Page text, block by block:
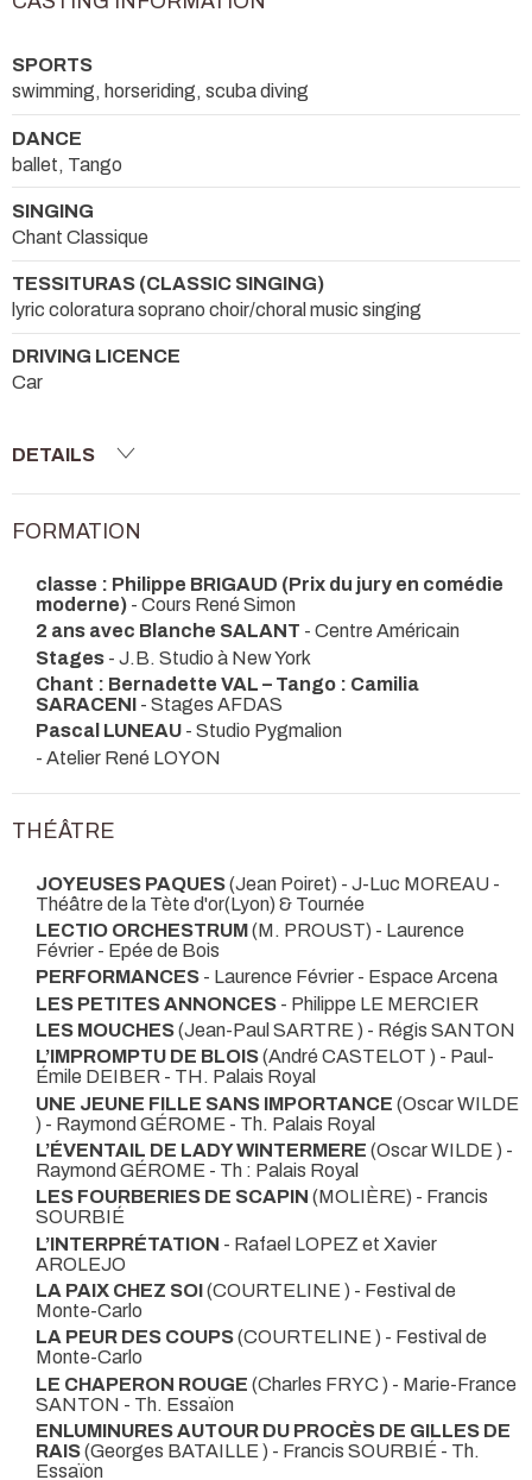
SPORTS
swimming, horseriding, scuba diving
DANCE
ballet, Tango
SINGING
Chant Classique
TESSITURAS (CLASSIC SINGING)
lyric coloratura soprano choir/choral music singing
DRIVING LICENCE
Car
DETAILS
FORMATION
classe : Philippe BRIGAUD (Prix du jury en comédie
moderne) - Cours René Simon
2 ans avec Blanche SALANT - Centre Américain
Stages - J.B. Studio à New York
Chant : Bernadette VAL – Tango : Camilia
SARACENI - Stages AFDAS
Pascal LUNEAU - Studio Pygmalion
- Atelier René LOYON
THÉÂTRE
JOYEUSES PAQUES(Jean Poiret) - J-Luc MOREAU -
Théâtre de la Tète d'or(Lyon) & Tournée
LECTIO ORCHESTRUM(M. PROUST) - Laurence
Février - Epée de Bois
PERFORMANCES - Laurence Février - Espace Arcena
LES PETITES ANNONCES - Philippe LE MERCIER
LES MOUCHES(Jean-Paul SARTRE ) - Régis SANTON
L’IMPROMPTU DE BLOIS(André CASTELOT ) - Paul-
Émile DEIBER - TH. Palais Royal
UNE JEUNE FILLE SANS IMPORTANCE (Oscar WILDE
) - Raymond GÉROME - Th. Palais Royal
L’ÉVENTAIL DE LADY WINTERMERE (Oscar WILDE ) -
Raymond GÉROME - Th : Palais Royal
LES FOURBERIES DE SCAPIN (MOLIÈRE) - Francis
SOURBIÉ
L’INTERPRÉTATION - Rafael LOPEZ et Xavier
AROLEJO
LA PAIX CHEZ SOI(COURTELINE ) - Festival de
Monte-Carlo
LA PEUR DES COUPS(COURTELINE ) - Festival de
Monte-Carlo
LE CHAPERON ROUGE (Charles FRYC ) - Marie-France
SANTON - Th. Essaïon
ENLUMINURES AUTOUR DU PROCÈS DE GILLES DE
RAIS(Georges BATAILLE ) - Francis SOURBIÉ - Th.
Essaïon